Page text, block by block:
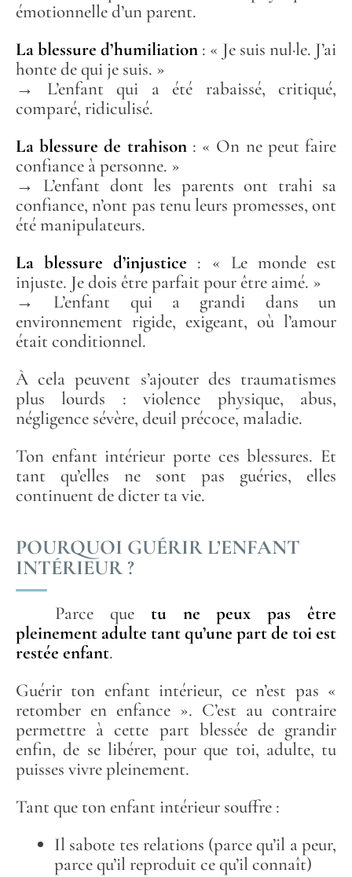
émotionnelle d’un parent.
La blessure d’humiliation : « Je suis nul·le. J’ai
honte de qui je suis. »
→ L’enfant qui a été rabaissé, critiqué,
comparé, ridiculisé.
La blessure de trahison: « On ne peut faire
confiance à personne. »
→ L’enfant dont les parents ont trahi sa
confiance, n’ont pas tenu leurs promesses, ont
été manipulateurs.
La blessure d’injustice : « Le monde est
injuste. Je dois être parfait pour être aimé. »
→ L’enfant qui a grandi dans un
environnement rigide, exigeant, où l’amour
était conditionnel.
À cela peuvent s’ajouter des traumatismes
plus lourds : violence physique, abus,
négligence sévère, deuil précoce, maladie.
Ton enfant intérieur porte ces blessures. Et
tant qu’elles ne sont pas guéries, elles
continuent de dicter ta vie.
POURQUOI GUÉRIR L’ENFANT
INTÉRIEUR ?
Parce que tu ne peux pas être
pleinement adulte tant qu’une part de toi est
restée enfant.
Guérir ton enfant intérieur, ce n’est pas «
retomber en enfance ». C’est au contraire
permettre à cette part blessée de grandir
enfin, de se libérer, pour que toi, adulte, tu
puisses vivre pleinement.
Tant que ton enfant intérieur souffre :
Il sabote tes relations (parce qu’il a peur,
parce qu’il reproduit ce qu’il connaît)